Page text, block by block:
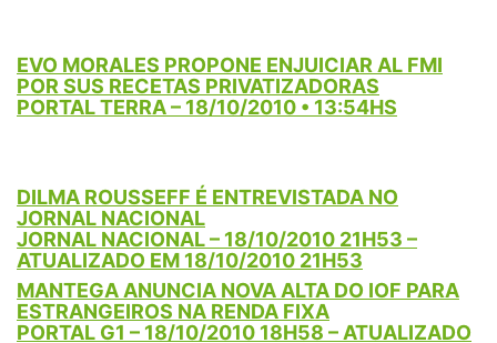
EVO MORALES PROPONE ENJUICIAR AL FMI
POR SUS RECETAS PRIVATIZADORAS
PORTAL TERRA – 18/10/2010 • 13:54HS
DILMA ROUSSEFF É ENTREVISTADA NO
JORNAL NACIONAL
JORNAL NACIONAL – 18/10/2010 21H53 –
ATUALIZADO EM 18/10/2010 21H53
MANTEGA ANUNCIA NOVA ALTA DO IOF PARA
ESTRANGEIROS NA RENDA FIXA
PORTAL G1 – 18/10/2010 18H58 – ATUALIZADO